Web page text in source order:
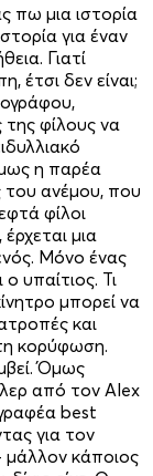
πω μια ιστορία
για έναν
Γιατί
έτσι δεν είναι;
φίλους να
η παρέα
του ανέμου, που
φίλοι
μια
Μόνο ένας
υπαίτιος. Τι
μπορεί να
και
κορύφωση.
Όμως
από τον Alex
best
για τον
μάλλον κάποιος